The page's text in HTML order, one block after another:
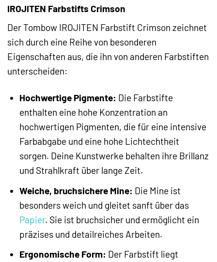
IROJITEN Farbstifts Crimson
Der Tombow IROJITEN Farbstift Crimson zeichnet
sich durch eine Reihe von besonderen
Eigenschaften aus, die ihn von anderen Farbstiften
unterscheiden:
Hochwertige Pigmente: Die Farbstifte
enthalten eine hohe Konzentration an
hochwertigen Pigmenten, die für eine intensive
Farbabgabe und eine hohe Lichtechtheit
sorgen. Deine Kunstwerke behalten ihre Brillanz
und Strahlkraft über lange Zeit.
Weiche, bruchsichere Mine: Die Mine ist
besonders weich und gleitet sanft über das
Papier. Sie ist bruchsicher und ermöglicht ein
präzises und detailreiches Arbeiten.
Ergonomische Form: Der Farbstift liegt